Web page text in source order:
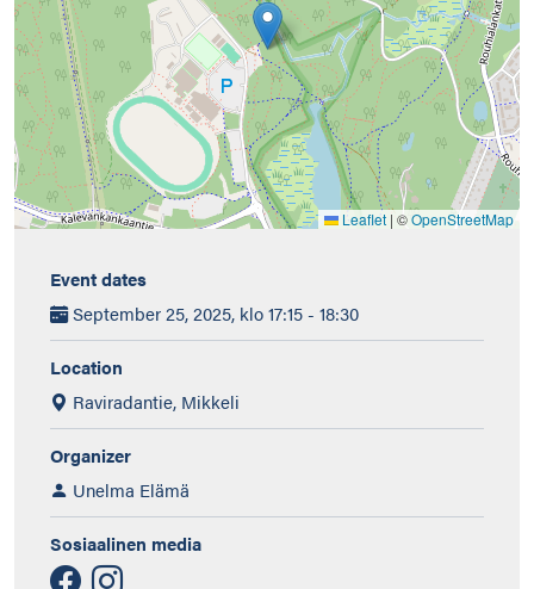
Leaflet | ©OpenStreetMap
Event dates
September 25, 2025, klo 17:15 - 18:30
Location
Raviradantie, Mikkeli
Organizer
Unelma Elämä
Sosiaalinen media